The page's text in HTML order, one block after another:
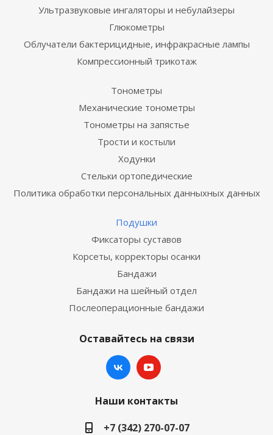
Ультразвуковые ингаляторы и небулайзеры
Глюкометры
Облучатели бактерицидные, инфракрасные лампы
Компрессионный трикотаж
Тонометры
Механические тонометры
Тонометры на запястье
Трости и костыли
Ходунки
Стельки ортопедические
Политика обработки персональных данныхных данных
Подушки
Фиксаторы суставов
Корсеты, корректоры осанки
Бандажи
Бандажи на шейный отдел
Послеоперационные бандажи
Оставайтесь на связи
Наши контакты
+7 (342) 270-07-07